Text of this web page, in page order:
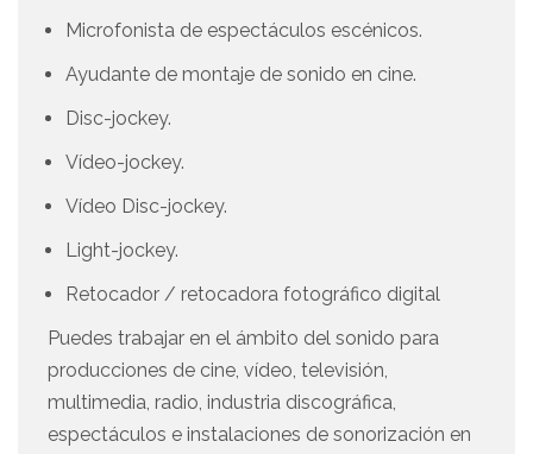
Microfonista de espectáculos escénicos.
Ayudante de montaje de sonido en cine.
Disc-jockey.
Vídeo-jockey.
Vídeo Disc-jockey.
Light-jockey.
Retocador / retocadora fotográfico digital
Puedes trabajar en el ámbito del sonido para
producciones de cine, vídeo, televisión,
multimedia, radio, industria discográfica,
espectáculos e instalaciones de sonorización en